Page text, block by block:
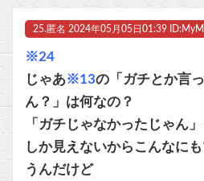
25. 匿名 2024年05月05日01:39
※24
じゃあ※13の「ガチとか言
ん？」は何なの？
「ガチじゃなかったじゃん
しか見えないからこんなに
うんだけど